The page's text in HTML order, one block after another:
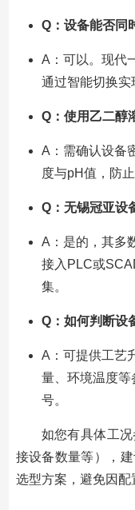
Q：设备能否同
A：可以。现代
通过智能切换实
Q：使用乙二醇
A：需确认设备
度与pH值，防
Q：无锡冠亚设
A：是的，其多
接入PLC或
集。
Q：如何判断设
A：可提供工艺
量、环境温度等
号。
如您有具体工
接设备数量等），
选型方案，避免因配